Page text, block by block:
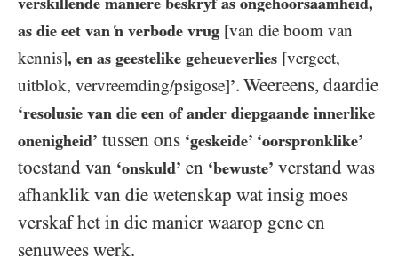
as die eet van ‘n verbode vrug [van die boom van
kennis], en as geestelike geheueverlies [vergeet,
uitblok, vervreemding/psigose]’. Weereens, daardie
‘resolusie van die een of ander diepgaande innerlike
onenigheid’ tussen ons ‘geskeide’ ‘oorspronklike’
toestand van ‘onskuld’ en ‘bewuste’ verstand was
afhanklik van die wetenskap wat insig moes
verskaf het in die manier waarop gene en
senuwees werk.